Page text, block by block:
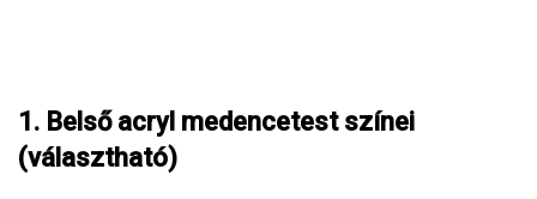
1. Belső acryl medencetest színei
(választható)